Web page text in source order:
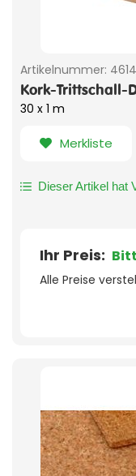
Artikelnummer:
Kork-Trittschall-
30 x 1 m
Merkliste
Dieser Artikel hat
Ihr Preis:
Alle Preise